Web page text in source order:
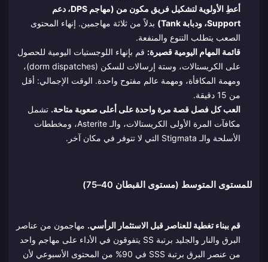
أعطِ الأولوية لتشكيل فريق مكون من (مهاجم DPS، دعم
Support، ودبابة Tank)
بدلاً من ثلاثة مهاجمين. إنهاء المحتوى
الصعب يتطلب التنوع والمنفعة.
قائمة المهام اليومية قصيرة: قم بإنهاء اللوجستيات اليومية للحصول
على الكريستالات، وستة إرسالات للسكن (dorm dispatches)،
ومهمة المكافأة، ومهمة عالم مفتوح واحدة. الوقت الإجمالي: أقل
من 15 دقيقة.
العب كل فصل قصة مرة واحدة على أعلى صعوبة متاحة. تشمل
مكافآت المرة الأولى الكريستالات، والـ Asterite، ومخططات
الأسلحة والـ Stigmata التي لا تتوفر في مكان آخر.
للمستوى المتوسط (مستوى القبطان 40–75)
قم ببناء تغطية للعناصر قبل الاستثمار الرأسي. مهاجمون من عناصر
البرق والنار والجليد برتبة SS يتفوقون في الأداء على مهاجم واحد
من عنصر البرق برتبة SSS في 90% من المحتوى الأسبوعي لأن